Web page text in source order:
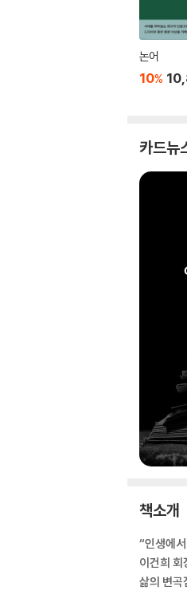
논어
10%
카드뉴
책소개
“인생에
이건희 회
삶의 변곡